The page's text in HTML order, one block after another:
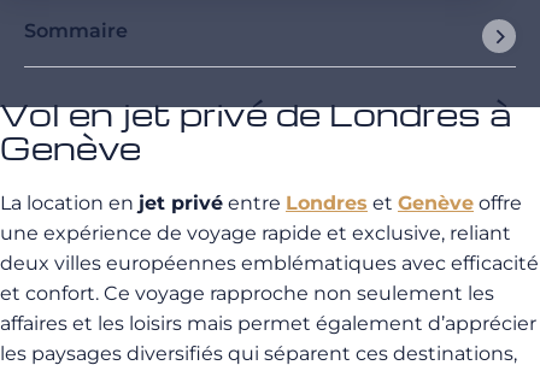
Sommaire
Vol en jet privé de Londres à
Genève
La location en jet privé entre Londres et Genève offre
une expérience de voyage rapide et exclusive, reliant
deux villes européennes emblématiques avec efficacité
et confort. Ce voyage rapproche non seulement les
affaires et les loisirs mais permet également d’apprécier
les paysages diversifiés qui séparent ces destinations,